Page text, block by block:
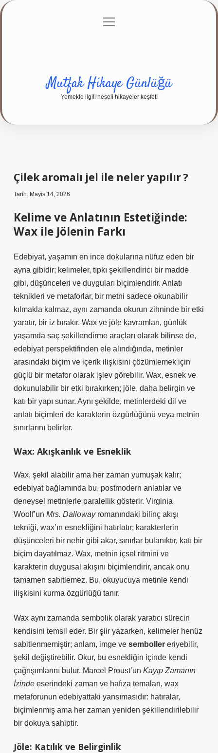
Gizlilik Politikası
menüyü
Mutfak Hikaye Günlüğü
Yemekle ilgili neşeli hikayeler keşfet!
Çilek aromalı jel ile neler yapılır ?
Tarih: Mayıs 14, 2026
Kelime ve Anlatının Estetiğinde:
Wax ile Jölenin Farkı
Edebiyat, yaşamın en ince dokularına nüfuz eden bir
ayna gibidir; kelimeler, tıpkı şekillendirici bir madde
gibi, düşünceleri ve duyguları biçimlendirir. Anlatı
teknikleri ve metaforlar, bir metni sadece okunabilir
kılmakla kalmaz, aynı zamanda okurun zihninde bir etki
yaratır, bir iz bırakır. Wax ve jöle kavramları, günlük
yaşamda saç şekillendirme araçları olarak bilinse de,
edebiyat perspektifinden ele alındığında, metinler
arasındaki biçim ve içerik ilişkisini çözümlemek için
güçlü bir metafor olarak işlev görebilir. Wax, esnek ve
dokunulabilir bir etki bırakırken; jöle, daha belirgin ve
katı bir yapı sunar. Aynı şekilde, metinlerdeki dil ve
anlatı biçimleri de karakterin özgürlüğünü veya metnin
sınırlarını belirler.
Wax: Akışkanlık ve Esneklik
Wax, şekil alabilir ama her zaman yumuşak kalır;
edebiyat bağlamında bu, postmodern anlatılar ve
deneysel metinlerle paralellik gösterir. Virginia
Woolf’un Mrs. Dallowayromanındaki bilinç akışı
tekniği, wax’ın esnekliğini hatırlatır; karakterlerin
düşünceleri bir nehir gibi akar, sınırlar bulanıktır, katı bir
biçim dayatılmaz. Wax, metnin içsel ritmini ve
karakterin duygusal akışını biçimlendirir, ancak onu
tamamen sabitlemez. Bu, okuyucuya metinle kendi
ilişkisini kurma özgürlüğü tanır.
Wax aynı zamanda sembolik olarak yaratıcı sürecin
kendisini temsil eder. Bir şiir yazarken, kelimeler henüz
sabitlenmemiştir; anlam, imge ve semboller eriyebilir,
şekil değiştirebilir. Okur, bu esnekliğin içinde kendi
çağrışımlarını bulur. Marcel Proust’un Kayıp Zamanın
İzinde eserindeki zaman ve hafıza temaları, wax
metaforunun edebiyattaki yansımasıdır: hatıralar,
biçimlenmiş ama her zaman yeniden şekillendirilebilir
bir dokuya sahiptir.
Jöle: Katılık ve Belirginlik